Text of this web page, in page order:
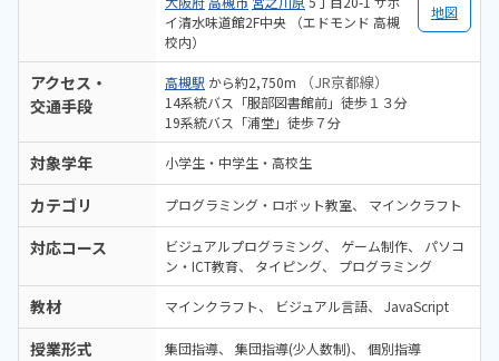
イ清水味道館2F中央 （エドモンド 高槻
校内）
地図
アクセス・
交通手段
高槻駅 から約2,750m （JR京都線）
14系統バス「服部図書館前」徒歩１３分
19系統バス「浦堂」徒歩７分
対象学年 小学生・中学生・高校生
カテゴリ プログラミング・ロボット教室 マインクラフト
対応コース ビジュアルプログラミング ゲーム制作
パソコ
ン・ICT教育
タイピング プログラミング
教材 マインクラフト ビジュアル言語 JavaScript
授業形式 集団指導 集団指導(少人数制) 個別指導